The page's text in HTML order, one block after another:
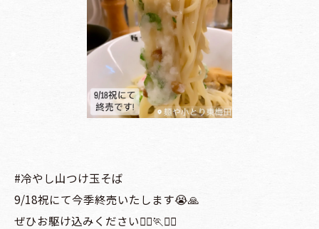
#冷やし山つけ玉そば
9/18祝にて今季終売いたします😭🙏
ぜひお駆け込みください🏃‍♀️🏃🏃‍♂️